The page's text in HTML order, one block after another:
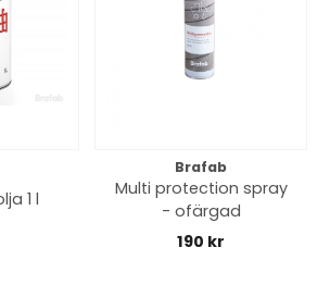
1 l
Brafab
Multi protection spray
- ofärgad
190 kr